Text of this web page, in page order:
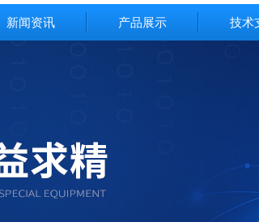
新闻资讯 产品展示 技术